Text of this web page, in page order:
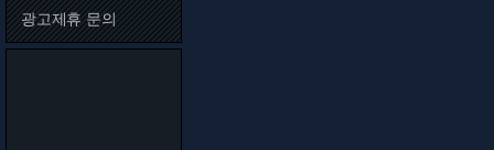
광고제휴 문의